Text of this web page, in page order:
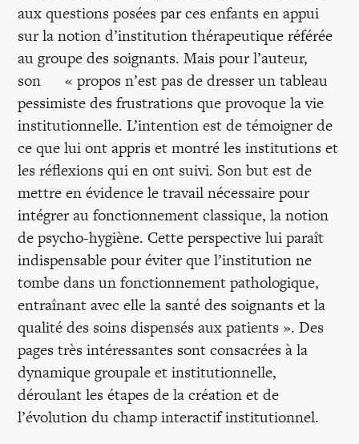
aux questions posées par ces enfants en appui
sur la notion d’institution thérapeutique référée
au groupe des soignants. Mais pour l’auteur,
son « propos n’est pas de dresser un tableau
pessimiste des frustrations que provoque la vie
institutionnelle. L’intention est de témoigner de
ce que lui ont appris et montré les institutions et
les réflexions qui en ont suivi. Son but est de
mettre en évidence le travail nécessaire pour
intégrer au fonctionnement classique, la notion
de psycho-hygiène. Cette perspective lui paraît
indispensable pour éviter que l’institution ne
tombe dans un fonctionnement pathologique,
entraînant avec elle la santé des soignants et la
qualité des soins dispensés aux patients ». Des
pages très intéressantes sont consacrées à la
dynamique groupale et institutionnelle,
déroulant les étapes de la création et de
l’évolution du champ interactif institutionnel.